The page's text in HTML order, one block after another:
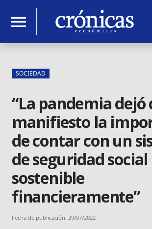
menu
SOCIEDAD
“La pandemia dejó
manifiesto la
de contar con un
de seguridad social
sostenible
financieramente”
Fecha de publicación: 29/07/2022